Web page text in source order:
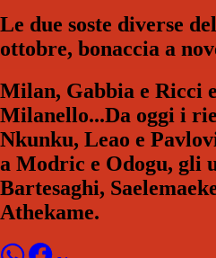
Le due soste diverse
ottobre, bonaccia a
Milan, Gabbia e Ricci
Milanello...Da oggi i
Nkunku, Leao e
a Modric e Odogu, gli
Bartesaghi,
Athekame.